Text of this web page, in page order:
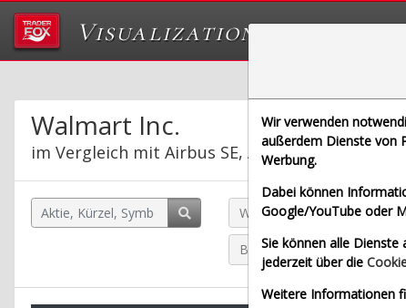
Visualizations
Walmart Inc.
im Vergleich mit Airbus SE, Allianz SE,
Walmart Inc. (Echtzeit Euro)
Bayerische Motoren Werke
Wir verwenden
außerdem Dienste von
Werbung.
Dabei können
Google/YouTube oder
Sie können alle Dienste
jederzeit über die
Weitere Informationen